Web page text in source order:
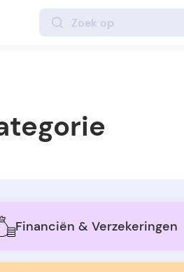
Financiën & Verzekeringen